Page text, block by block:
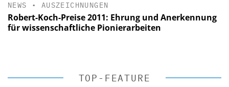
NEWS • AUSZEICHNUNGEN
Robert-Koch-Preise 2011: Ehrung und Anerkennung
für wissenschaftliche Pionierarbeiten
TOP-FEATURE